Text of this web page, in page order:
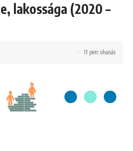
lakossága (2020 –
11 perc olvasás